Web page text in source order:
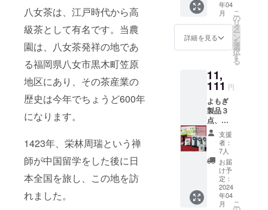
八女茶は、江戸時代から高
級茶として有名です。当農
園は、八女茶発祥の地であ
る福岡県八女市黒木町笠原
地区にあり、その茶産業の
歴史は今年でちょうど600年
になります。
1423年、栄林周瑞という禅
師が中国留学をした後に日
本全国を旅し、この地を訪
れました。
にて/保
存方
法 福
岡県八
地 ・有
機和紅
称 有
機茶葉/
原料
80g/内
容量
2025年
4月/賞
味期
限 袋
の封を
して、
は返礼
品と同
時に郵
送に
す。
セット
内容 ・
よもぎ
茶/名
称 よ
もぎ/原
料
15g/内
容量
2025年
4月/賞
味期
限 袋
価格
11400
円相
当） 私
たちの
活動が
り販売
サイト
で使え
る
30％OF
Fの割引
コード
き！！
セット
内容 ・
有機煎
茶/名
称 有
機茶葉/
年04
月
詳細を見る
こ
の
リ
タ
ー
ン
を
選
択
す
る
11,
111 円
よもぎ
製品３
点、徳
柴茶４
点セッ
ト！！
(ネット
販売価
19,400
円分) 徳
柴農園
支援
者：
7人
お届
け予
定：
2024
年04
月
こ